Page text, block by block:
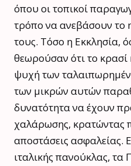
όπου οι τοπικοί
τρόπο να ανεβάσουν το
τους. Τόσο η Εκκλησία,
θεωρούσαν ότι το
ψυχή των
των μικρών αυτών
δυνατότητα να έχουν
χαλάρωσης, κρατώντας
αποστάσεις ασφαλείας.
ιταλικής πανούκλας,